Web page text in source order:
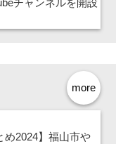
チャンネルを開設
more
め2024】福山市や